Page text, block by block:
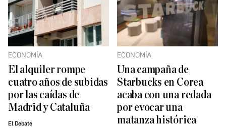
ECONOMÍA
El alquiler rompe
cuatro años de subidas
por las caídas de
Madrid y Cataluña
El Debate
ECONOMÍA
Una campaña de
Starbucks en Corea
acaba con una redada
por evocar una
matanza histórica